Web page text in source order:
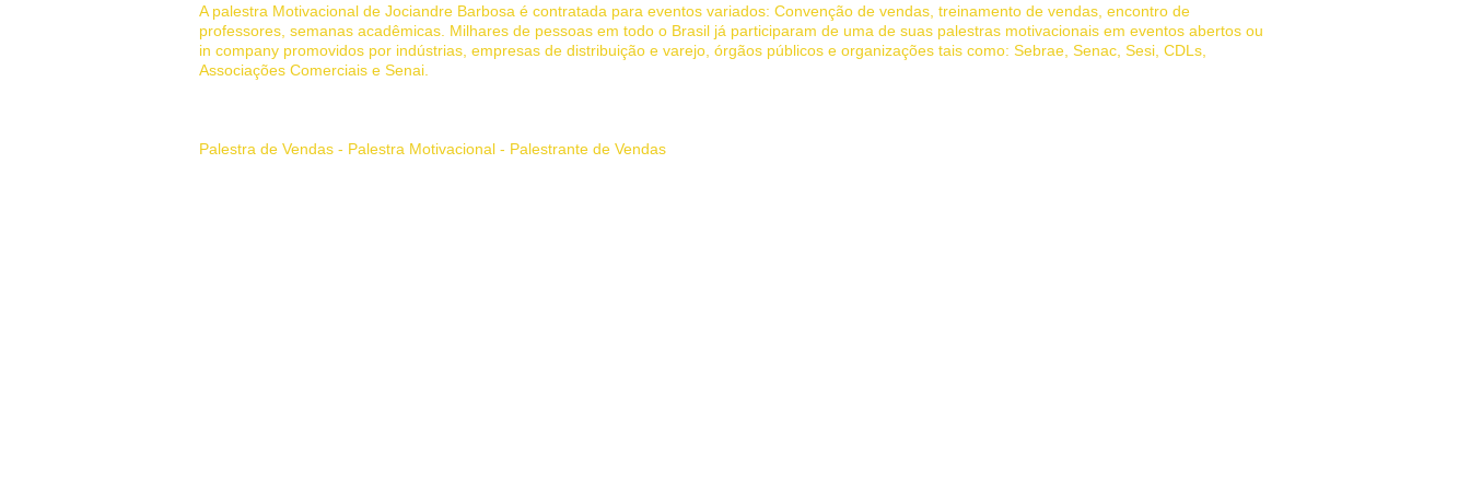
A palestra Motivacional de Jociandre Barbosa é contratada para eventos variados: Convenção de vendas, treinamento de vendas, encontro de
professores, semanas acadêmicas. Milhares de pessoas em todo o Brasil já participaram de uma de suas palestras motivacionais em eventos abertos ou
in company promovidos por indústrias, empresas de distribuição e varejo, órgãos públicos e organizações tais como: Sebrae, Senac, Sesi, CDLs,
Associações Comerciais e Senai.
Palestra de Vendas - Palestra Motivacional - Palestrante de Vendas